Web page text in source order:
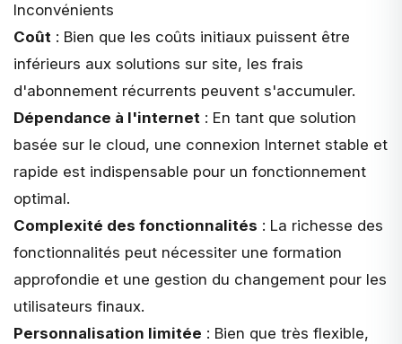
Inconvénients
Coût : Bien que les coûts initiaux puissent être
inférieurs aux solutions sur site, les frais
d'abonnement récurrents peuvent s'accumuler.
Dépendance à l'internet : En tant que solution
basée sur le cloud, une connexion Internet stable et
rapide est indispensable pour un fonctionnement
optimal.
Complexité des fonctionnalités : La richesse des
fonctionnalités peut nécessiter une formation
approfondie et une gestion du changement pour les
utilisateurs finaux.
Personnalisation limitée : Bien que très flexible,